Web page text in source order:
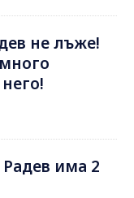
не лъже!
има 2